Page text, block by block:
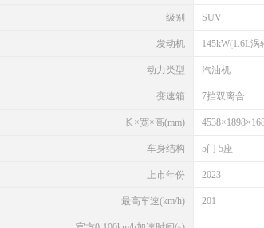
级别 SUV
发动机 145kW(1.6L涡
动力类型 汽油机
变速箱 7挡双离合
长×宽×高(mm)
车身结构 5门 5座
上市年份 2023
最高车速(km/h) 201